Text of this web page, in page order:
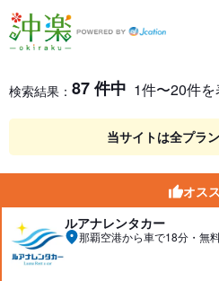
レンタカー検索・比較
レンタカー検索結果
検索結果： 87 件中 1件〜20件
当サイトは全プラ
オス
ルアナレンタカー
那覇空港から車で18分・無